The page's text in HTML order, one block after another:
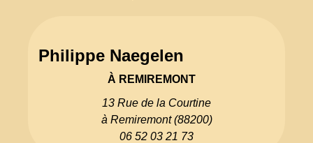
Philippe Naegelen
À REMIREMONT
13 Rue de la Courtine
à Remiremont (88200)
06 52 03 21 73